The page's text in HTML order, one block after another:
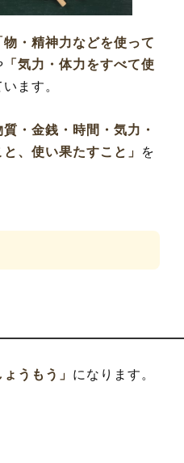
語・言い換え
物・精神力などを使って
「気力・体力をすべて使
ます。
質・金銭・時間・気力・
、使い果たすこと」 を
ょうもう」 になります。